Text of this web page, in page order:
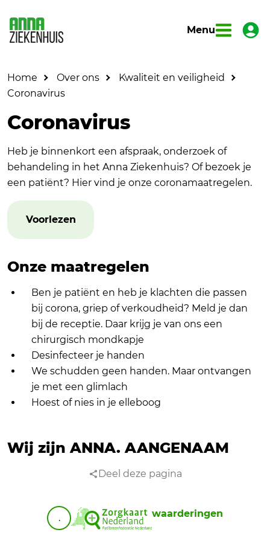
Menu
Home Over ons
Kwaliteit en veiligheid
Coronavirus
Coronavirus
Heb je binnenkort een afspraak, onderzoek of
behandeling in het Anna Ziekenhuis? Of bezoek je
een patiënt? Hier vind je onze coronamaatregelen.
Voorlezen
Onze maatregelen
Ben je patiënt en heb je klachten die passen
bij corona, griep of verkoudheid? Meld je dan
bij de receptie. Daar krijg je van ons een
chirurgisch mondkapje
Desinfecteer je handen
We schudden geen handen. Maar ontvangen
je met een glimlach
Hoest of nies in je elleboog
Wij zijn ANNA.AANGENAAM
Deel deze pagina
. waarderingen